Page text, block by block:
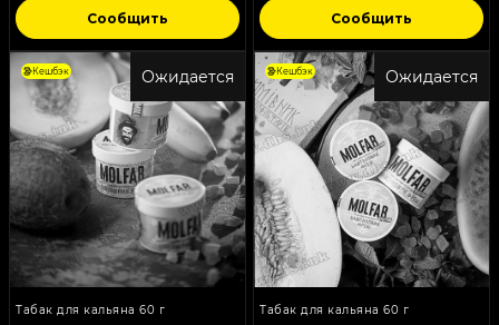
Сообщить Сообщить
Ожидается
Кешбэк
Табак для кальяна 60 г
Ожидается
Кешбэк
Табак для кальяна 60 г